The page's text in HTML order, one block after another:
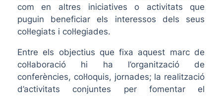
com en altres iniciatives o activitats que
puguin beneficiar els interessos dels seus
col·legiats i col·legiades.
Entre els objectius que fixa aquest marc de
col·laboració hi ha l’organització de
conferències, col·loquis, jornades; la realització
d’activitats conjuntes per fomentar el